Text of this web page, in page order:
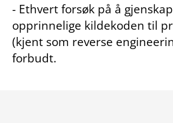
- Ethvert forsøk på å
opprinnelige kildekoden til
(kjent som reverse
forbudt.